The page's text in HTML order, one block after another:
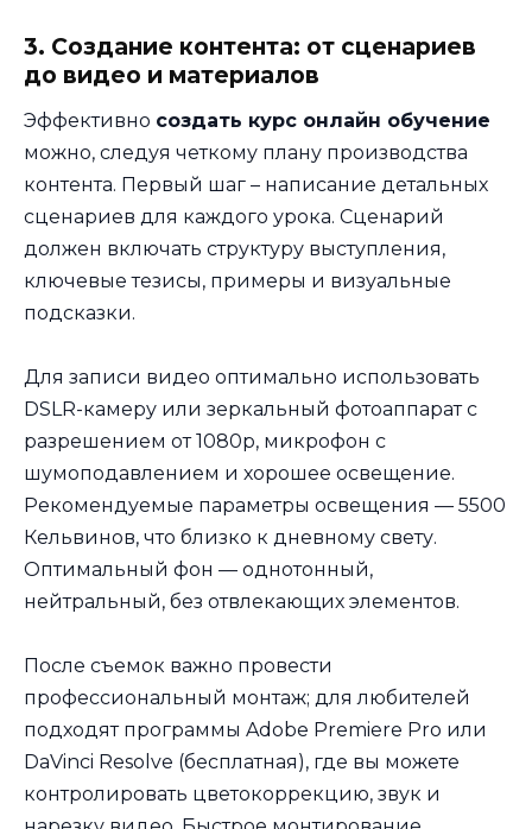
3. Создание контента: от сценариев
до видео и материалов
Эффективно создать курс онлайн обучение
можно, следуя четкому плану производства
контента. Первый шаг – написание детальных
сценариев для каждого урока. Сценарий
должен включать структуру выступления,
ключевые тезисы, примеры и визуальные
подсказки.
Для записи видео оптимально использовать
DSLR-камеру или зеркальный фотоаппарат с
разрешением от 1080p, микрофон с
шумоподавлением и хорошее освещение.
Рекомендуемые параметры освещения — 5500
Кельвинов, что близко к дневному свету.
Оптимальный фон — однотонный,
нейтральный, без отвлекающих элементов.
После съемок важно провести
профессиональный монтаж; для любителей
подходят программы Adobe Premiere Pro или
DaVinci Resolve (бесплатная), где вы можете
контролировать цветокоррекцию, звук и